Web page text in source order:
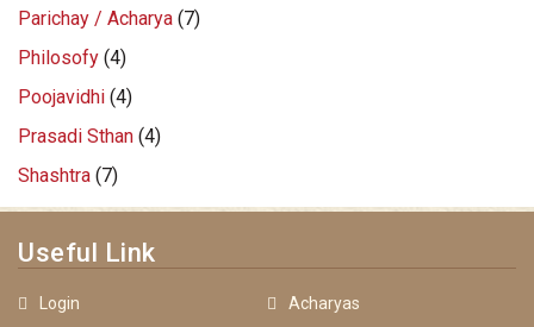
Parichay / Acharya (7)
Philosofy (4)
Poojavidhi (4)
Prasadi Sthan (4)
Shashtra (7)
Useful Link
Login
Acharyas